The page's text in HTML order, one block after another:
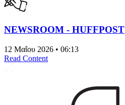
NEWSROOM - HUFFPOST
12 Μαΐου 2026 • 06:13
Read Content